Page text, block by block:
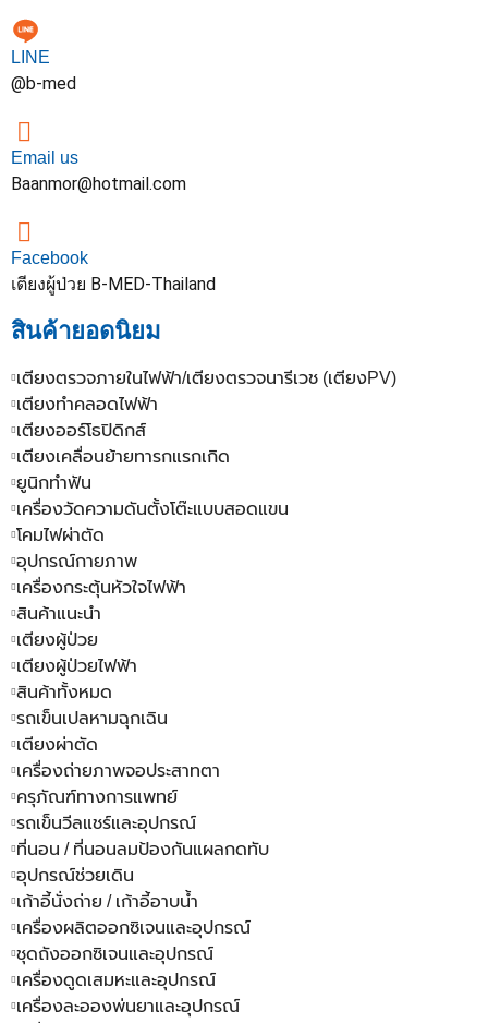
LINE
@b-med
Email us
Baanmor@hotmail.com
Facebook
เตียงผู้ป่วย B-MED-Thailand
สินค้ายอดนิยม
เตียงตรวจภายในไฟฟ้า/เตียงตรวจนารีเวช (เตียงPV)
เตียงทำคลอดไฟฟ้า
เตียงออร์โธปิดิกส์
เตียงเคลื่อนย้ายทารกแรกเกิด
ยูนิกทำฟัน
เครื่องวัดความดันตั้งโต๊ะแบบสอดแขน
โคมไฟผ่าตัด
อุปกรณ์กายภาพ
เครื่องกระตุ้นหัวใจไฟฟ้า
สินค้าแนะนำ
เตียงผู้ป่วย
เตียงผู้ป่วยไฟฟ้า
สินค้าทั้งหมด
รถเข็นเปลหามฉุกเฉิน
เตียงผ่าตัด
เครื่องถ่ายภาพจอประสาทตา
ครุภัณฑ์ทางการแพทย์
รถเข็นวีลแชร์และอุปกรณ์
ที่นอน / ที่นอนลมป้องกันแผลกดทับ
อุปกรณ์ช่วยเดิน
เก้าอี้นั่งถ่าย / เก้าอี้อาบน้ำ
เครื่องผลิตออกซิเจนและอุปกรณ์
ชุดถังออกซิเจนและอุปกรณ์
เครื่องดูดเสมหะและอุปกรณ์
เครื่องละอองพ่นยาและอุปกรณ์